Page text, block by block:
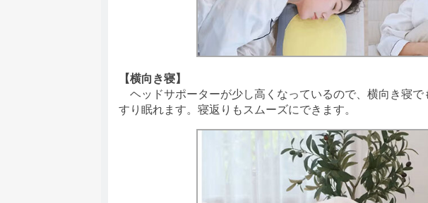
【横向き寝】
ヘッドサポーターが少し高くなっているので、横向き寝で
すり眠れます。寝返りもスムーズにできます。